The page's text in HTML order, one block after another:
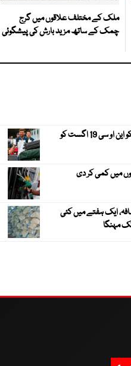
ملک کے مختلف علاقوں میں گرج
چمک کے ساتھ مزید بارش کی پیشگوئی
کیریبین پریمیئر لیگ ، قومی کرکٹرز کو این او سی 19 اگست کو
میں کمی کر دی
ایک ہفتے میں کئی